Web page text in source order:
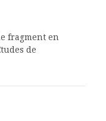
fragment en
de